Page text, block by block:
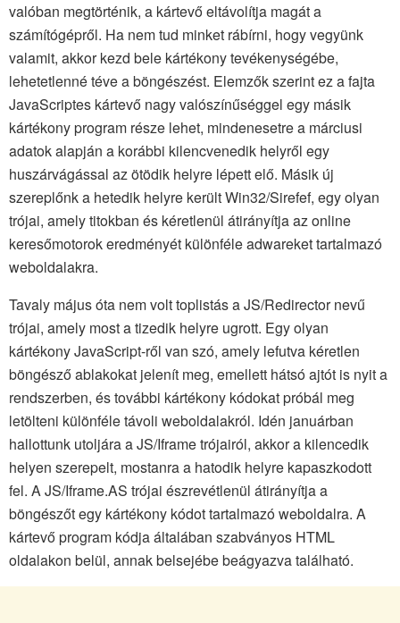
valóban megtörténik, a kártevő eltávolítja magát a
számítógépről. Ha nem tud minket rábírni, hogy vegyünk
valamit, akkor kezd bele kártékony tevékenységébe,
lehetetlenné téve a böngészést. Elemzők szerint ez a fajta
JavaScriptes kártevő nagy valószínűséggel egy másik
kártékony program része lehet, mindenesetre a márciusi
adatok alapján a korábbi kilencvenedik helyről egy
huszárvágással az ötödik helyre lépett elő. Másik új
szereplőnk a hetedik helyre került Win32/Sirefef, egy olyan
trójai, amely titokban és kéretlenül átirányítja az online
keresőmotorok eredményét különféle adwareket tartalmazó
weboldalakra.
Tavaly május óta nem volt toplistás a JS/Redirector nevű
trójai, amely most a tizedik helyre ugrott. Egy olyan
kártékony JavaScript-ről van szó, amely lefutva kéretlen
böngésző ablakokat jelenít meg, emellett hátsó ajtót is nyit a
rendszerben, és további kártékony kódokat próbál meg
letölteni különféle távoli weboldalakról. Idén januárban
hallottunk utoljára a JS/Iframe trójairól, akkor a kilencedik
helyen szerepelt, mostanra a hatodik helyre kapaszkodott
fel. A JS/Iframe.AS trójai észrevétlenül átirányítja a
böngészőt egy kártékony kódot tartalmazó weboldalra. A
kártevő program kódja általában szabványos HTML
oldalakon belül, annak belsejébe beágyazva található.